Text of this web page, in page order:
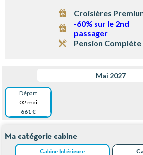
Croisières
-60% sur le 2nd
passager
Pension Complète
Mai 2027
Départ
02 mai
661 €
Ma catégorie cabine
Cabine Intérieure